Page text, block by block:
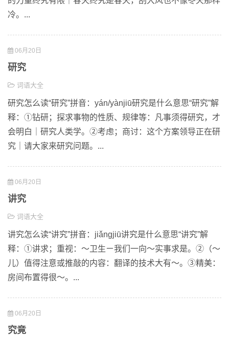
冷。...
06月20日
研究
词语大全
研究怎么读“研究”拼音：yán/yànjiū研究是什么意思“研究”解
释：①钻研；探求事物的性质、规律等：凡事须得研究，才
会明白｜研究人类学。②考虑；商讨：这个方案领导正在研
究｜请大家来研究问题。...
06月20日
讲究
词语大全
讲究怎么读“讲究”拼音：jiǎngjiū讲究是什么意思“讲究”解
释：①讲求；重视：～卫生ㄧ我们一向～实事求是。②（～
儿）值得注意或推敲的内容：翻译的技术大有～。③精美：
房间布置得很～。...
06月20日
究竟